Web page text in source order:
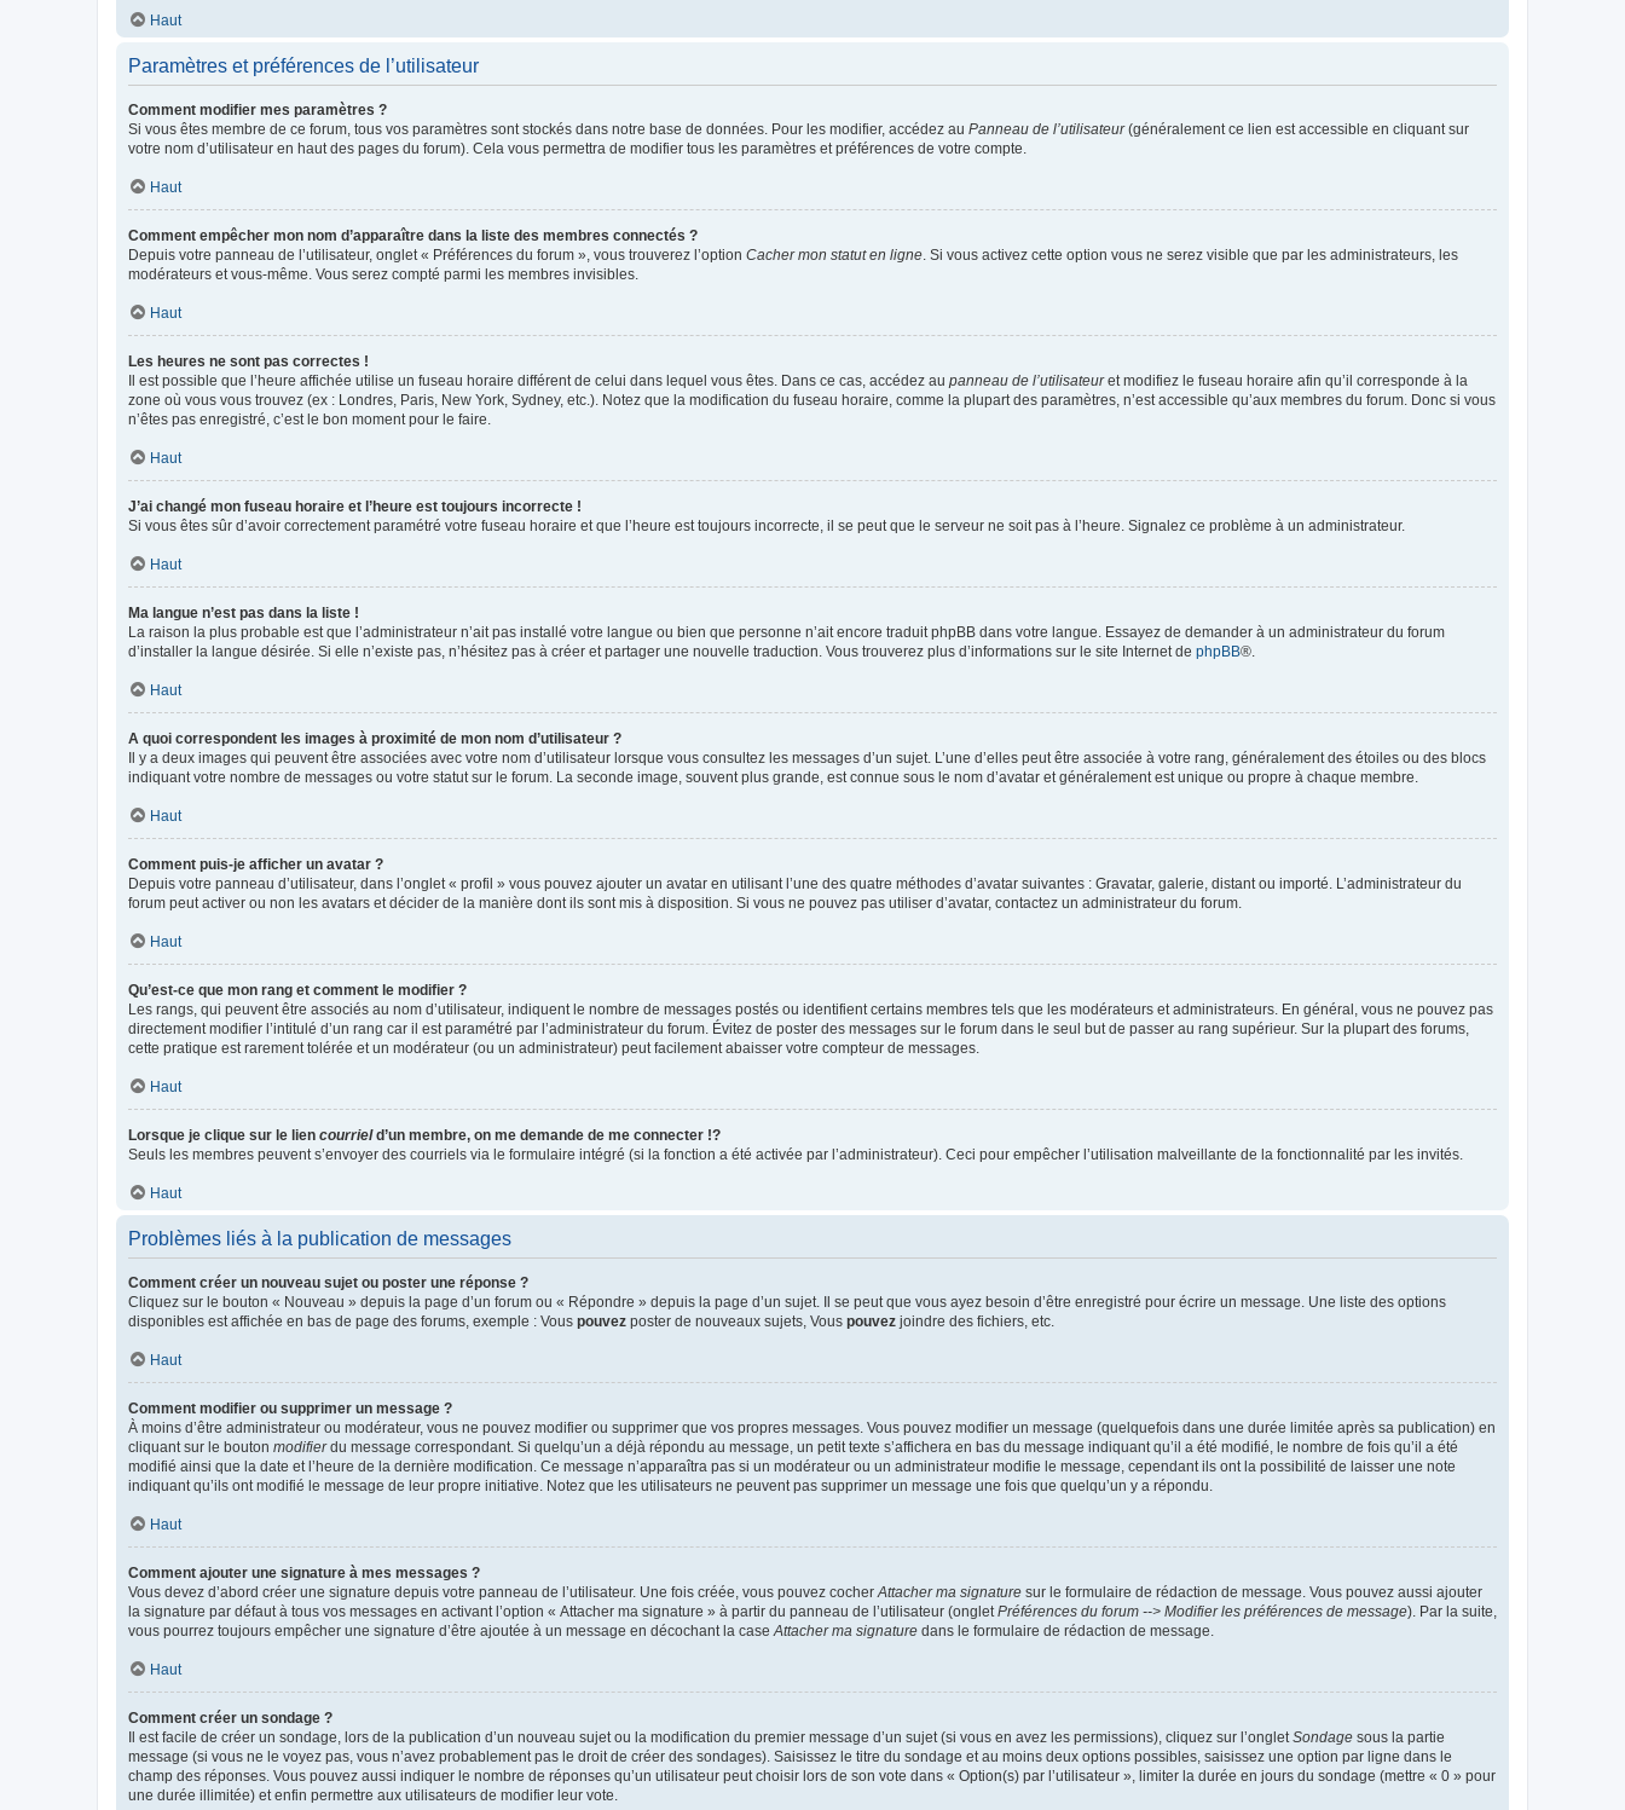
Haut
Paramètres et préférences de l’utilisateur
Comment modifier mes paramètres ?
Si vous êtes membre de ce forum, tous vos paramètres sont stockés dans notre base de données. Pour les modifier, accédez au Panneau de l’utilisateur(généralement ce lien est accessible en cliquant sur
votre nom d’utilisateur en haut des pages du forum). Cela vous permettra de modifier tous les paramètres et préférences de votre compte.
Haut
Comment empêcher mon nom d’apparaître dans la liste des membres connectés ?
Depuis votre panneau de l’utilisateur, onglet « Préférences du forum », vous trouverez l’option Cacher mon statut en ligne . Si vous activez cette option vous ne serez visible que par les administrateurs, les
modérateurs et vous-même. Vous serez compté parmi les membres invisibles.
Haut
Les heures ne sont pas correctes !
Il est possible que l’heure affichée utilise un fuseau horaire différent de celui dans lequel vous êtes. Dans ce cas, accédez au panneau de l’utilisateuret modifiez le fuseau horaire afin qu’il corresponde à la
zone où vous vous trouvez (ex : Londres, Paris, New York, Sydney, etc.). Notez que la modification du fuseau horaire, comme la plupart des paramètres, n’est accessible qu’aux membres du forum. Donc si vous
n’êtes pas enregistré, c’est le bon moment pour le faire.
Haut
J’ai changé mon fuseau horaire et l’heure est toujours incorrecte !
Si vous êtes sûr d’avoir correctement paramétré votre fuseau horaire et que l’heure est toujours incorrecte, il se peut que le serveur ne soit pas à l’heure. Signalez ce problème à un administrateur.
Haut
Ma langue n’est pas dans la liste !
La raison la plus probable est que l’administrateur n’ait pas installé votre langue ou bien que personne n’ait encore traduit phpBB dans votre langue. Essayez de demander à un administrateur du forum
d’installer la langue désirée. Si elle n’existe pas, n’hésitez pas à créer et partager une nouvelle traduction. Vous trouverez plus d’informations sur le site Internet de phpBB®.
Haut
A quoi correspondent les images à proximité de mon nom d’utilisateur ?
Il y a deux images qui peuvent être associées avec votre nom d’utilisateur lorsque vous consultez les messages d’un sujet. L’une d’elles peut être associée à votre rang, généralement des étoiles ou des blocs
indiquant votre nombre de messages ou votre statut sur le forum. La seconde image, souvent plus grande, est connue sous le nom d’avatar et généralement est unique ou propre à chaque membre.
Haut
Comment puis-je afficher un avatar ?
Depuis votre panneau d’utilisateur, dans l’onglet « profil » vous pouvez ajouter un avatar en utilisant l’une des quatre méthodes d’avatar suivantes : Gravatar, galerie, distant ou importé. L’administrateur du
forum peut activer ou non les avatars et décider de la manière dont ils sont mis à disposition. Si vous ne pouvez pas utiliser d’avatar, contactez un administrateur du forum.
Haut
Qu’est-ce que mon rang et comment le modifier ?
Les rangs, qui peuvent être associés au nom d’utilisateur, indiquent le nombre de messages postés ou identifient certains membres tels que les modérateurs et administrateurs. En général, vous ne pouvez pas
directement modifier l’intitulé d’un rang car il est paramétré par l’administrateur du forum. Évitez de poster des messages sur le forum dans le seul but de passer au rang supérieur. Sur la plupart des forums,
cette pratique est rarement tolérée et un modérateur (ou un administrateur) peut facilement abaisser votre compteur de messages.
Haut
Lorsque je clique sur le lien courrield’un membre, on me demande de me connecter !?
Seuls les membres peuvent s’envoyer des courriels via le formulaire intégré (si la fonction a été activée par l’administrateur). Ceci pour empêcher l’utilisation malveillante de la fonctionnalité par les invités.
Haut
Problèmes liés à la publication de messages
Comment créer un nouveau sujet ou poster une réponse ?
Cliquez sur le bouton « Nouveau » depuis la page d’un forum ou « Répondre » depuis la page d’un sujet. Il se peut que vous ayez besoin d’être enregistré pour écrire un message. Une liste des options
disponibles est affichée en bas de page des forums, exemple : Vous pouvez poster de nouveaux sujets, Vous pouvez joindre des fichiers, etc.
Haut
Comment modifier ou supprimer un message ?
À moins d’être administrateur ou modérateur, vous ne pouvez modifier ou supprimer que vos propres messages. Vous pouvez modifier un message (quelquefois dans une durée limitée après sa publication) en
cliquant sur le bouton modifierdu message correspondant. Si quelqu’un a déjà répondu au message, un petit texte s’affichera en bas du message indiquant qu’il a été modifié, le nombre de fois qu’il a été
modifié ainsi que la date et l’heure de la dernière modification. Ce message n’apparaîtra pas si un modérateur ou un administrateur modifie le message, cependant ils ont la possibilité de laisser une note
indiquant qu’ils ont modifié le message de leur propre initiative. Notez que les utilisateurs ne peuvent pas supprimer un message une fois que quelqu’un y a répondu.
Haut
Comment ajouter une signature à mes messages ?
Vous devez d’abord créer une signature depuis votre panneau de l’utilisateur. Une fois créée, vous pouvez cocher Attacher ma signature sur le formulaire de rédaction de message. Vous pouvez aussi ajouter
la signature par défaut à tous vos messages en activant l’option « Attacher ma signature » à partir du panneau de l’utilisateur (onglet Préférences du forum --> Modifier les préférences de message). Par la suite,
vous pourrez toujours empêcher une signature d’être ajoutée à un message en décochant la case Attacher ma signature dans le formulaire de rédaction de message.
Haut
Comment créer un sondage ?
Il est facile de créer un sondage, lors de la publication d’un nouveau sujet ou la modification du premier message d’un sujet (si vous en avez les permissions), cliquez sur l’onglet Sondage sous la partie
message (si vous ne le voyez pas, vous n’avez probablement pas le droit de créer des sondages). Saisissez le titre du sondage et au moins deux options possibles, saisissez une option par ligne dans le
champ des réponses. Vous pouvez aussi indiquer le nombre de réponses qu’un utilisateur peut choisir lors de son vote dans « Option(s) par l’utilisateur », limiter la durée en jours du sondage (mettre « 0 » pour
une durée illimitée) et enfin permettre aux utilisateurs de modifier leur vote.